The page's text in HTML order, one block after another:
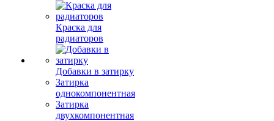
Краска для
радиаторов
Добавки в затирку
Затирка
однокомпонентная
Затирка
двухкомпонентная